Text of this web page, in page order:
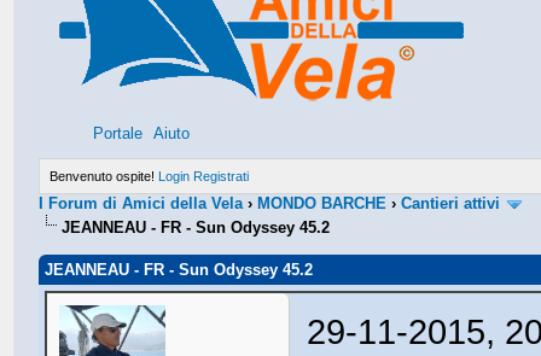
Portale Aiuto
Benvenuto ospite! Login Registrati
I Forum di Amici della Vela› MONDO BARCHE ›Cantieri attivi
JEANNEAU - FR - Sun Odyssey 45.2
JEANNEAU - FR - Sun Odyssey 45.2
29-11-2015,